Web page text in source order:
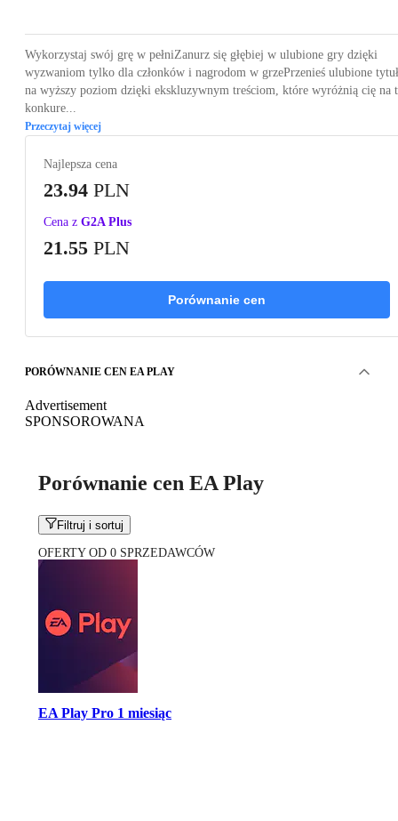
Wykorzystaj swój grę w pełniZanurz się głębiej w ulubione gry dzięki
wyzwaniom tylko dla członków i nagrodom w grzePrzenieś ulubione
na wyższy poziom dzięki ekskluzywnym treściom, które wyróżnią cię na
konkure...
Przeczytaj więcej
Najlepsza cena
23.94 PLN
Cena z G2A Plus
21.55 PLN
Porównanie cen
PORÓWNANIE CEN EA PLAY
Advertisement
SPONSOROWANA
Porównanie cen EA Play
Filtruj i sortuj
OFERTY OD 0 SPRZEDAWCÓW
EA Play Pro 1 miesiąc